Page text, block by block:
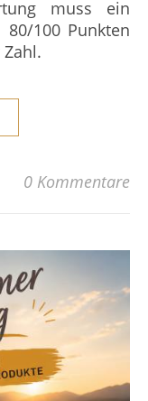
80/100 Punkten
0 Kommentare